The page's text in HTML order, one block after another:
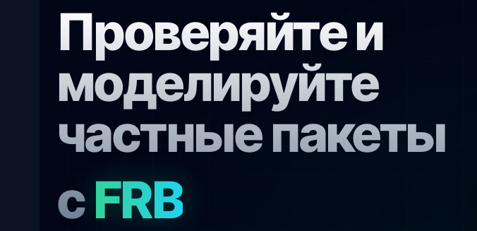
Проверяйте и
моделируйте
частные пакеты
сFRB